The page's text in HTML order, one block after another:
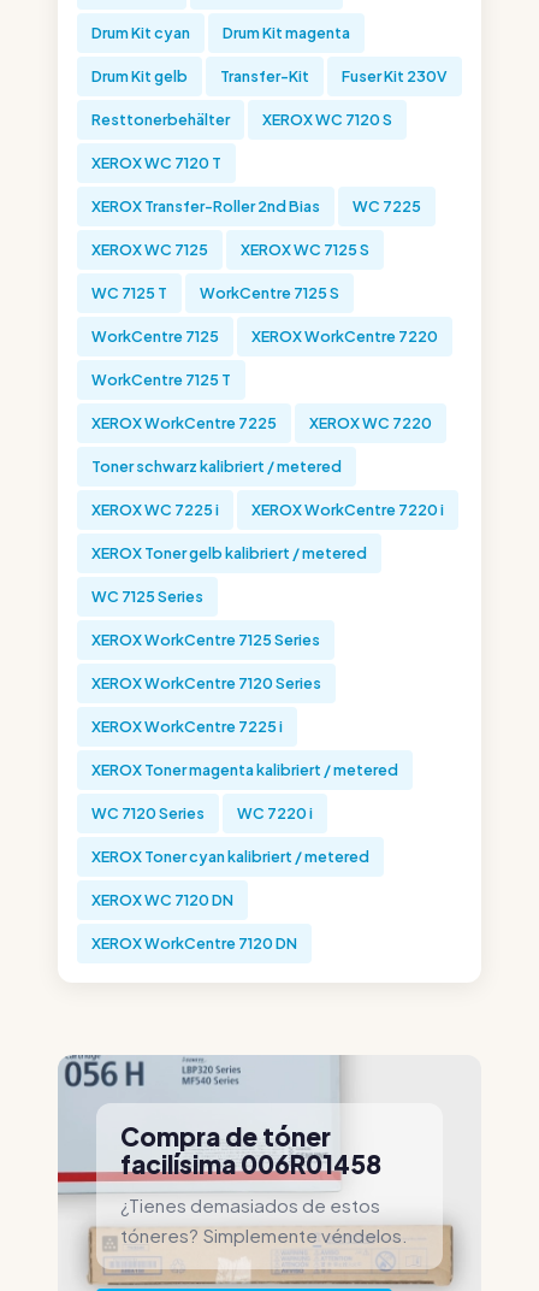
Drum Kit cyan Drum Kit magenta
Drum Kit gelb Transfer-Kit Fuser Kit 230V
Resttonerbehälter XEROX WC 7120 S
XEROX WC 7120 T
XEROX Transfer-Roller 2nd Bias WC 7225
XEROX WC 7125 XEROX WC 7125 S
WC 7125 T WorkCentre 7125 S
WorkCentre 7125 XEROX WorkCentre 7220
WorkCentre 7125 T
XEROX WorkCentre 7225 XEROX WC 7220
Toner schwarz kalibriert / metered
XEROX WC 7225 i XEROX WorkCentre 7220 i
XEROX Toner gelb kalibriert / metered
WC 7125 Series
XEROX WorkCentre 7125 Series
XEROX WorkCentre 7120 Series
XEROX WorkCentre 7225 i
XEROX Toner magenta kalibriert / metered
WC 7120 Series WC 7220 i
XEROX Toner cyan kalibriert / metered
XEROX WC 7120 DN
XEROX WorkCentre 7120 DN
Compra de tóner
facilísima 006R01458
¿Tienes demasiados de estos
tóneres? Simplemente véndelos.